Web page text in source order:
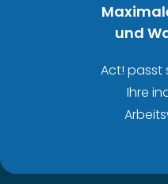
und
Act! passt
Ihre